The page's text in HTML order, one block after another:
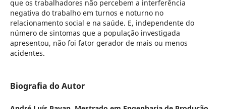
que os trabalhadores não percebem a interferência
negativa do trabalho em turnos e noturno no
relacionamento social e na saúde. E, independente do
número de sintomas que a população investigada
apresentou, não foi fator gerador de mais ou menos
acidentes.
Biografia do Autor